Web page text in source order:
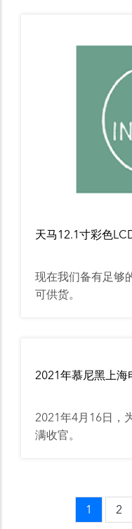
天马12.1寸彩色
现在我们备有足够
可供货。
2021年慕尼黑上海
2021年4月16日，
满收官。
当
1
页
2